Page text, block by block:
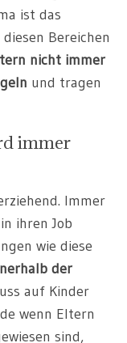
ist das
Bereichen
nicht immer
und tragen
immer
Immer
ihren Job
wie diese
der
auf Kinder
wenn Eltern
sind,